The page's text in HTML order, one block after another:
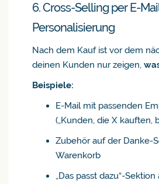
6. Cross-Selling per E-
Personalisierung
Nach dem Kauf ist vor dem
deinen Kunden nur zeigen,
Beispiele:
E-Mail mit passenden
(„Kunden, die X kauften,
Zubehör auf der Danke-
Warenkorb
„Das passt dazu“-